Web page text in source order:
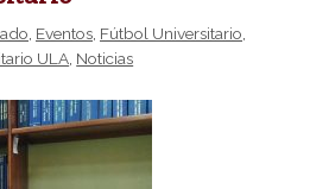
Eventos Fútbol Universitario
ULA, Noticias